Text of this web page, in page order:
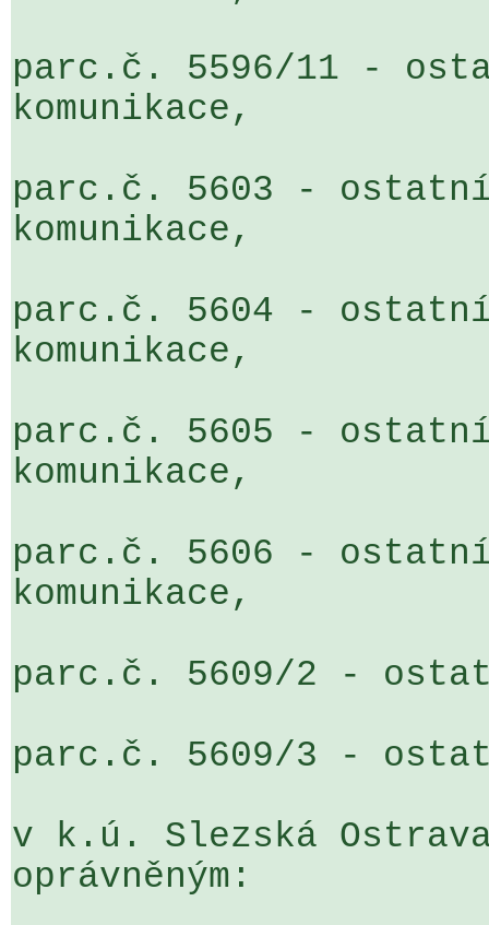
parc.č. 5596/11 -
komunikace,
parc.č. 5603 -
komunikace,
parc.č. 5604 -
komunikace,
parc.č. 5605 -
komunikace,
parc.č. 5606 -
komunikace,
parc.č. 5609/2 -
parc.č. 5609/3 -
v k.ú. Slezská
oprávněným: